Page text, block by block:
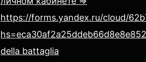
https://forms.yandex.ru/cloud/
della battaglia